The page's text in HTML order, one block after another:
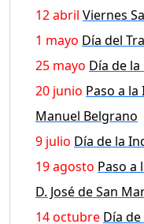
12 abril Viernes
1 mayo Día del
25 mayo Día de
20 junio Paso a
Manuel Belgrano
9 julio Día de la
19 agosto Paso a
D. José de San
14 octubre Día